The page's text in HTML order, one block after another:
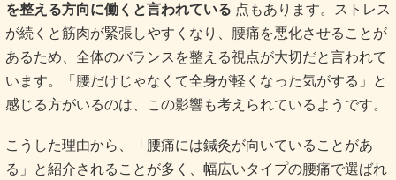
を整える方向に働くと言われている 点もあります。ストレス
が続くと筋肉が緊張しやすくなり、腰痛を悪化させることが
あるため、全体のバランスを整える視点が大切だと言われて
います。「腰だけじゃなくて全身が軽くなった気がする」と
感じる方がいるのは、この影響も考えられているようです。
こうした理由から、「腰痛には鍼灸が向いていることがあ
る」と紹介されることが多く、幅広いタイプの腰痛で選ばれ